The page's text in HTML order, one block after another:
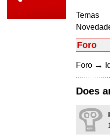
Temas
Foro
Foro →
Does